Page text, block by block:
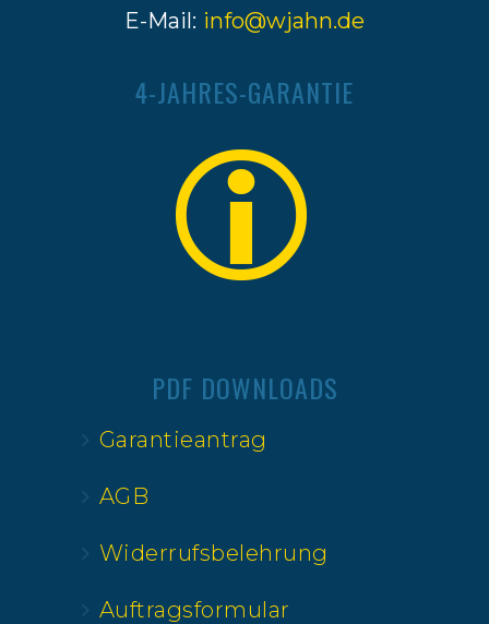
E-Mail: info@wjahn.de
4-JAHRES-GARANTIE
PDF DOWNLOADS
Garantieantrag
AGB
Widerrufsbelehrung
Auftragsformular